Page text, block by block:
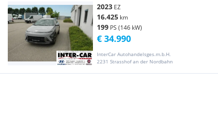
2023 EZ
16.425 km
199 PS (146 kW)
InterCar Autohandelsges.m.b.H.
2231 Strasshof an der Nordbahn
€ 34.990